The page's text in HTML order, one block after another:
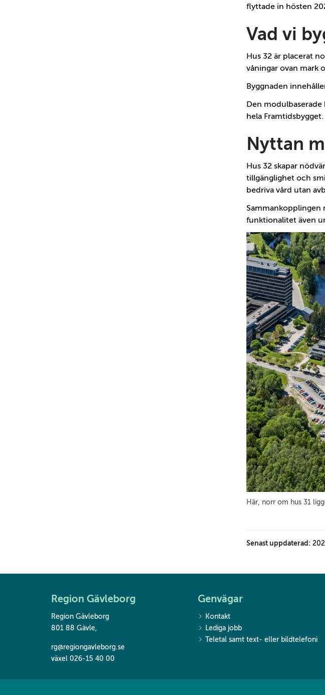
flyttade in hösten
Vad vi
Hus 32 är placerat
våningar ovan mark
Byggnaden
Den
hela Framtidsbygget.
Nyttan
Hus 32 skapar
tillgänglighet och
bedriva vård utan
Sammankopplingen
funktionalitet även
Här, norr om hus 31
Senast uppdaterad:
Region Gävleborg
Region Gävleborg
801 88 Gävle,
rg@regiongavleborg.se
växel 026-15 40 00
Genvägar
Kontakt
Lediga jobb
Teletal samt text- eller bildtelefoni